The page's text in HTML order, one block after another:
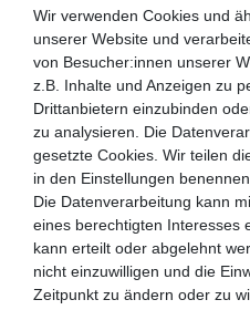
Kunden-Anfragen:
Über uns
Zahlung und Versand
Retouren
Zooheld Blog
Widerrufsrecht
Vertrag widerrufen
Geschäftsbedingungen
Wir verwenden Cookies und
unserer Website und
von Besucher:innen unserer
z.B. Inhalte und Anzeigen zu
Drittanbietern einzubinden
zu analysieren. Die
gesetzte Cookies. Wir teilen
in den Einstellungen benennen.
Die Datenverarbeitung kann
eines berechtigten Interesses
kann erteilt oder abgelehnt
nicht einzuwilligen und die
Zeitpunkt zu ändern oder zu
Wir verwenden Cookies und
unserer Website und
von Besucher:innen unserer
z.B. Inhalte und Anzeigen zu
Drittanbietern einzubinden
zu analysieren. Die
gesetzte Cookies. Wir teilen
in den Einstellungen benennen.
Die Datenverarbeitung kann
eines berechtigten Interesses
kann erteilt oder abgelehnt
nicht einzuwilligen und die
Zeitpunkt zu ändern oder zu